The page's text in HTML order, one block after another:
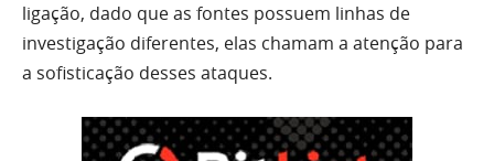
ligação, dado que as fontes possuem linhas de
investigação diferentes, elas chamam a atenção para
a sofisticação desses ataques.